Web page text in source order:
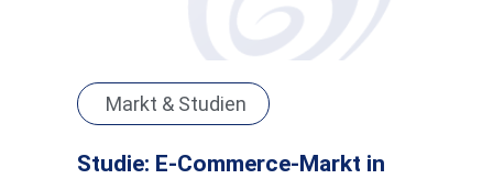
Markt & Studien
Studie: E-Commerce-Markt in